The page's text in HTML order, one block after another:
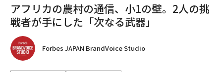
アフリカの農村の通信、小1の壁。2人の挑
戦者が手にした「次なる武器」
Forbes JAPAN BrandVoice Studio